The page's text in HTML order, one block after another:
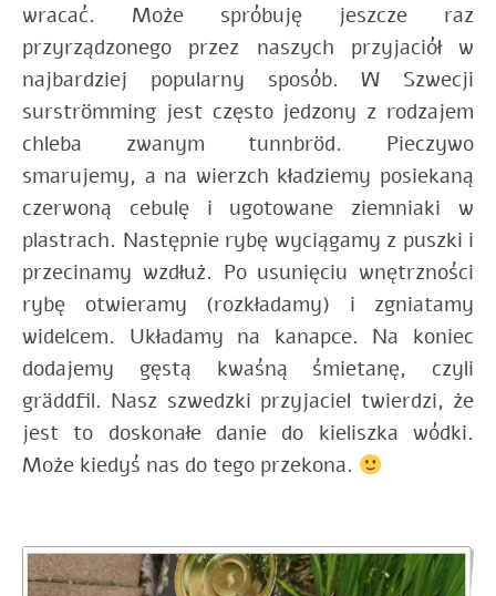
wracać. Może spróbuję jeszcze raz
przyrządzonego przez naszych przyjaciół w
najbardziej popularny sposób. W Szwecji
surströmming jest często jedzony z rodzajem
chleba zwanym tunnbröd. Pieczywo
smarujemy, a na wierzch kładziemy posiekaną
czerwoną cebulę i ugotowane ziemniaki w
plastrach. Następnie rybę wyciągamy z puszki i
przecinamy wzdłuż. Po usunięciu wnętrzności
rybę otwieramy (rozkładamy) i zgniatamy
widelcem. Układamy na kanapce. Na koniec
dodajemy gęstą kwaśną śmietanę, czyli
gräddfil. Nasz szwedzki przyjaciel twierdzi, że
jest to doskonałe danie do kieliszka wódki.
Może kiedyś nas do tego przekona.